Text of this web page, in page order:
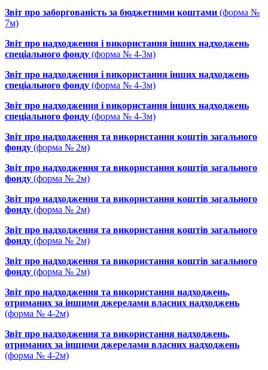
Звіт про заборгованість за бюджетними коштами (форма №
7м)
Звіт про надходження і використання інших надходжень
спеціального фонду (форма № 4-3м)
Звіт про надходження і використання інших надходжень
спеціального фонду (форма № 4-3м)
Звіт про надходження і використання інших надходжень
спеціального фонду (форма № 4-3м)
Звіт про надходження та використання коштів загального
фонду (форма № 2м)
Звіт про надходження та використання коштів загального
фонду (форма № 2м)
Звіт про надходження та використання коштів загального
фонду (форма № 2м)
Звіт про надходження та використання коштів загального
фонду (форма № 2м)
Звіт про надходження та використання коштів загального
фонду (форма № 2м)
Звіт про надходження та використання надходжень,
отриманих за іншими джерелами власних надходжень
(форма № 4-2м)
Звіт про надходження та використання надходжень,
отриманих за іншими джерелами власних надходжень
(форма № 4-2м)